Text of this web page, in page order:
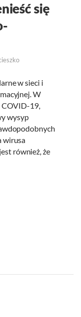
się
w sieci i
W
COVID-19,
wysyp
wirusa
również, że